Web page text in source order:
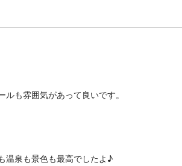
も雰囲気があって良いです。
温泉も景色も最高でしたよ♪